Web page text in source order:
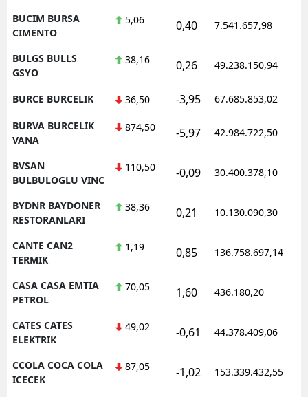
BUCIM BURSA
CIMENTO
5,06 0,40 7.541.657,98
BULGS BULLS
GSYO
38,16 0,26 49.238.150,94
BURCE BURCELIK 36,50 -3,95 67.685.853,02
BURVA BURCELIK
VANA
874,50 -5,97 42.984.722,50
BVSAN
BULBULOGLU VINC
110,50 -0,09 30.400.378,10
BYDNR BAYDONER
RESTORANLARI
38,36 0,21 10.130.090,30
CANTE CAN2
TERMIK
1,19 0,85 136.758.697,14
CASA CASA EMTIA
PETROL
70,05 1,60 436.180,20
CATES CATES
ELEKTRIK
49,02 -0,61 44.378.409,06
CCOLA COCA COLA
ICECEK
87,05 -1,02 153.339.432,55